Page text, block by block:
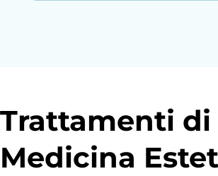
Trattamenti di
Medicina